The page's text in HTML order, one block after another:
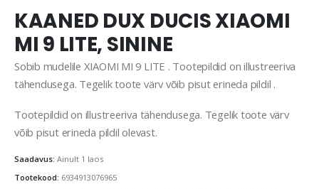
KAANED DUX DUCIS XIAOMI
MI 9 LITE, SININE
Sobib mudelile XIAOMI MI 9 LITE . Tootepildid on illustreeriva
tähendusega. Tegelik toote värv võib pisut erineda pildil .
Tootepildid on illustreeriva tähendusega. Tegelik toote värv
võib pisut erineda pildil olevast.
Saadavus: Ainult 1 laos
Tootekood: 6934913076965